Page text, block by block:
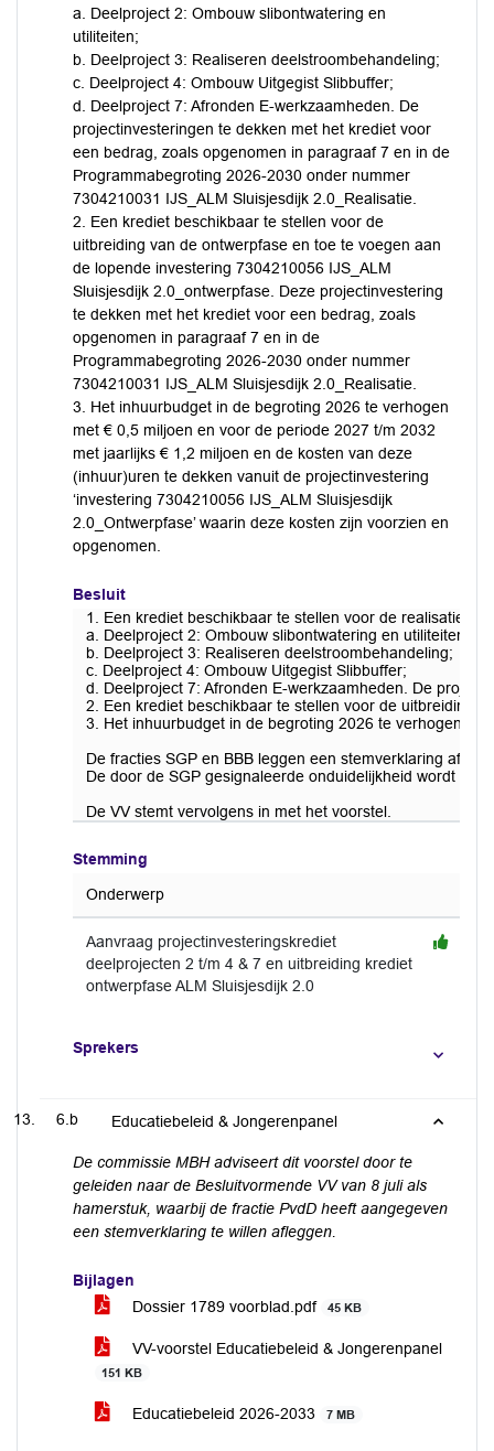
a. Deelproject 2: Ombouw slibontwatering en
utiliteiten;
b. Deelproject 3: Realiseren deelstroombehandeling;
c. Deelproject 4: Ombouw Uitgegist Slibbuffer;
d. Deelproject 7: Afronden E-werkzaamheden. De
projectinvesteringen te dekken met het krediet voor
een bedrag, zoals opgenomen in paragraaf 7 en in de
Programmabegroting 2026-2030 onder nummer
7304210031 IJS_ALM Sluisjesdijk 2.0_Realisatie.
2. Een krediet beschikbaar te stellen voor de
uitbreiding van de ontwerpfase en toe te voegen aan
de lopende investering 7304210056 IJS_ALM
Sluisjesdijk 2.0_ontwerpfase. Deze projectinvestering
te dekken met het krediet voor een bedrag, zoals
opgenomen in paragraaf 7 en in de
Programmabegroting 2026-2030 onder nummer
7304210031 IJS_ALM Sluisjesdijk 2.0_Realisatie.
3. Het inhuurbudget in de begroting 2026 te verhogen
met € 0,5 miljoen en voor de periode 2027 t/m 2032
met jaarlijks € 1,2 miljoen en de kosten van deze
(inhuur)uren te dekken vanuit de projectinvestering
‘investering 7304210056 IJS_ALM Sluisjesdijk
2.0_Ontwerpfase’ waarin deze kosten zijn voorzien en
opgenomen.
Besluit
1. Een krediet beschikbaar te stellen voor de realisatie
a. Deelproject 2: Ombouw slibontwatering en utiliteiten;
b. Deelproject 3: Realiseren deelstroombehandeling;
c. Deelproject 4: Ombouw Uitgegist Slibbuffer;
d. Deelproject 7: Afronden E-werkzaamheden. De
2. Een krediet beschikbaar te stellen voor de uitbreiding
3. Het inhuurbudget in de begroting 2026 te verhogen
De fracties SGP en BBB leggen een stemverklaring af.
De door de SGP gesignaleerde onduidelijkheid wordt
De VV stemt vervolgens in met het voorstel.
Stemming
Onderwerp
Aanvraag projectinvesteringskrediet
deelprojecten 2 t/m 4 & 7 en uitbreiding krediet
ontwerpfase ALM Sluisjesdijk 2.0
Sprekers
6.b Educatiebeleid & Jongerenpanel
De commissie MBH adviseert dit voorstel door te
geleiden naar de Besluitvormende VV van 8 juli als
hamerstuk, waarbij de fractie PvdD heeft aangegeven
een stemverklaring te willen afleggen.
Bijlagen
Dossier 1789 voorblad.pdf
45 KB
VV-voorstel Educatiebeleid & Jongerenpanel
151 KB
Educatiebeleid 2026-2033 7 MB